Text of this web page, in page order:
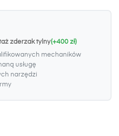
zderzak tylny(+400 zł)
mechaników
usługę
narzędzi